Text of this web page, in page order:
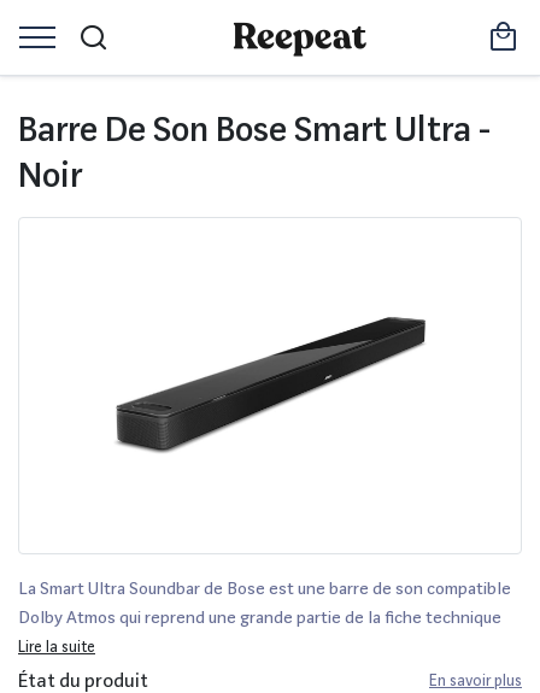
Barre De Son Bose Smart Ultra -
Noir
La Smart Ultra Soundbar de Bose est une barre de son compatible
Dolby Atmos qui reprend une grande partie de la fiche technique
de la Smart Soundbar 900. Elle se distingue par la présence d’un
mode Dialogue IA servant à améliorer l’intelligibilité des dialogues.
Lire la suite
État du produit En savoir plus